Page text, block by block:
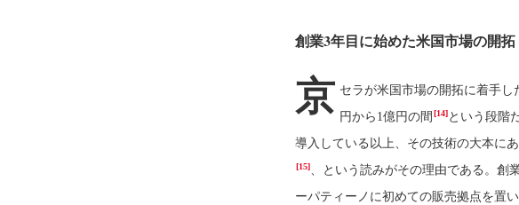
創業3年目に始めた米国市場の開拓
京 セラが米国市場の開拓に着手し
円から1億円の間 [14]という段階
導入している以上、その技術の大本に
[15]、という読みがその理由である。創
ーパティーノに初めての販売拠点を置